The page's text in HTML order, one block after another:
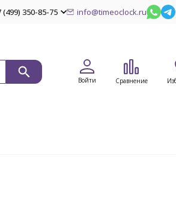
(499) 350-85-75 info@timeoclock.ru
Войти Сравнение